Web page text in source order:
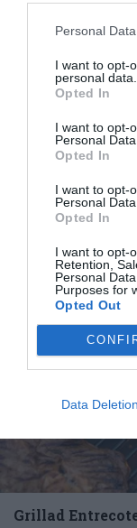
Personal
I want to opt-
personal data.
Opted In
I want to opt-
Personal Data.
Opted In
I want to opt-
Personal
Opted In
I want to opt-
Retention,
Personal
Purposes for
Opted Out
Data Deletion
delar jag med
har jag
kunna laga
om mig
Tillbehör
Grillad
RECEPT